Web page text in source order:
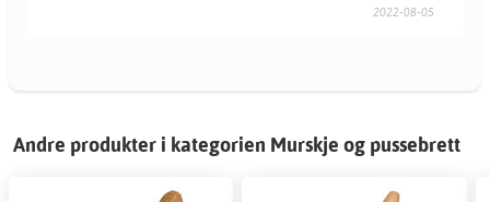
2022-08-05
Andre produkter i kategorien Murskje og pussebrett